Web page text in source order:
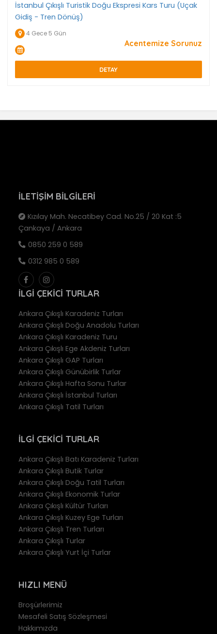
İstanbul Çıkışlı Turistik Doğu Ekspresi Kars Turu (Uçak
Gidiş - Tren Dönüş)
4 Gece 5 Gün
Acentemize Sorunuz
DETAY
İLETIŞIM BILGILERI
Kızılay Mah. Necatibey Cad. No.25 / 20 Kat :5
Çankaya / Ankara
0850 259 0 589
0312 985 0 589
İLGI ÇEKICI TURLAR
Ankara Çıkışlı Karadeniz Turları
Ankara Çıkışlı Doğu Anadolu Turları
Ankara Çıkışlı Karadeniz Turu
Ankara Çıkışlı Ege Akdeniz Turları
Ankara Çıkışlı GAP Turları
Ankara Çıkışlı Günübirlik Turlar
Ankara Çıkışlı Hafta Sonu Turlar
Ankara Çıkışlı İstanbul Turları
Ankara Çıkışlı Tatil Turları
İLGI ÇEKICI TURLAR
Ankara Çıkışlı Batı Karadeniz Turları
Ankara Çıkışlı Butik Turlar
Ankara Çıkışlı Doğu Tatil Turları
Ankara Çıkışlı Ekonomik Turlar
Ankara Çıkışlı Kültür Turları
Ankara Çıkışlı Kuzey Ege Turları
Ankara Çıkışlı Tren Turları
Ankara Çıkışlı Turlar
Ankara Çıkışlı Yurt İçi Turlar
HIZLI MENÜ
Broşürlerimiz
Mesafeli Satış Sözleşmesi
Hakkımızda